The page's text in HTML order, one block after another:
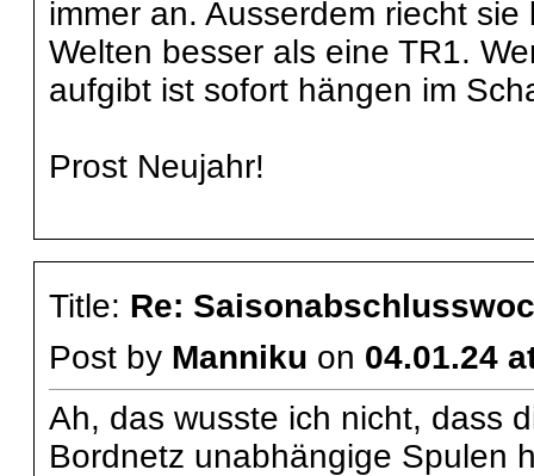
immer an. Ausserdem riecht
Welten besser als eine TR1.
aufgibt ist sofort hängen im
Prost Neujahr!
Title: Re:
Post by Manniku on 04.01.24
Ah, das wusste ich nicht, dass
Bordnetz unabhängige Spulen